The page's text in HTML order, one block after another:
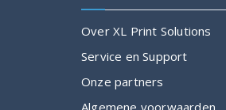
Over XL Print Solutions
Service en Support
Onze partners